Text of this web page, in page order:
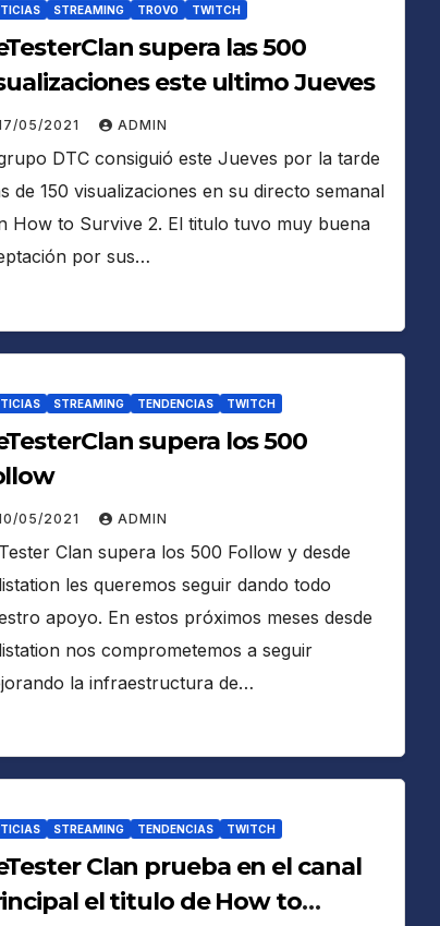
STREAMING TROVO TWITCH
supera las 500
este ultimo Jueves
05/2021 ADMIN
DTC consiguió este Jueves por la tarde
de 150 visualizaciones en su directo semanal
How to Survive 2. El titulo tuvo muy buena
por sus…
STREAMING TENDENCIAS TWITCH
supera los 500
05/2021 ADMIN
Clan supera los 500 Follow y desde
les queremos seguir dando todo
apoyo. En estos próximos meses desde
nos comprometemos a seguir
la infraestructura de…
STREAMING TENDENCIAS TWITCH
Clan prueba en el canal
el titulo de How to